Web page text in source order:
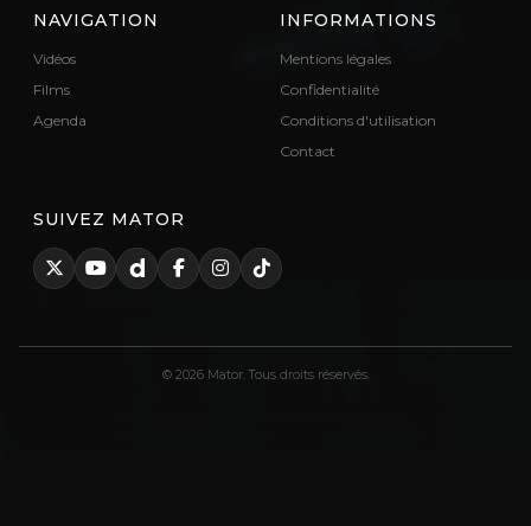
NAVIGATION
Vidéos
Films
Agenda
INFORMATIONS
Mentions légales
Confidentialité
Conditions d'utilisation
Contact
SUIVEZ MATOR
© 2026 Mator. Tous droits réservés.